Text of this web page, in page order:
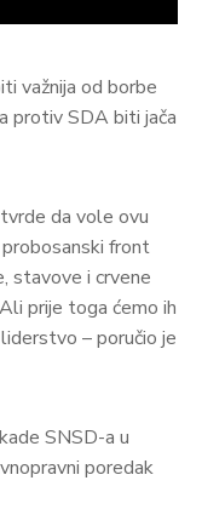
važnija od borbe
protiv SDA biti jača
da vole ovu
front
stavove i crvene
prije toga ćemo ih
– poručio je
SNSD-a u
poredak